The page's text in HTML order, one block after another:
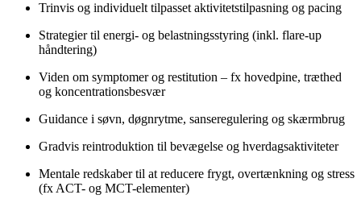
Trinvis og individuelt tilpasset aktivitetstilpasning og pacing
Strategier til energi- og belastningsstyring (inkl. flare-up
håndtering)
Viden om symptomer og restitution – fx hovedpine, træthed
og koncentrationsbesvær
Guidance i søvn, døgnrytme, sanseregulering og skærmbrug
Gradvis reintroduktion til bevægelse og hverdagsaktiviteter
Mentale redskaber til at reducere frygt, overtænkning og stress
(fx ACT- og MCT-elementer)